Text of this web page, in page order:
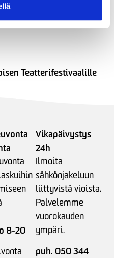
-
tarkennus
Teatterifestivaalille
8-20
Vikapäivystys
24h
Ilmoita
sähkönjakeluun
liittyvistä vioista.
Palvelemme
vuorokauden
ympäri.
puh. 050 344